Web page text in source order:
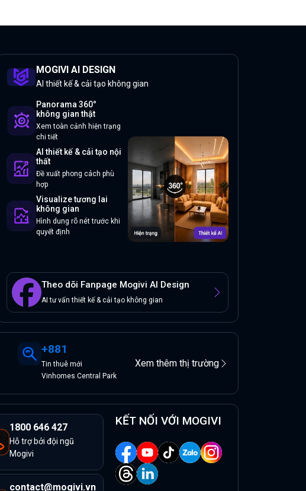
MOGIVI AI DESIGN
AI thiết kế & cải tạo không gian
Panorama 360°
không gian thật
Xem toàn cảnh hiện trạng
chi tiết
AI thiết kế & cải tạo nội
thất
Đề xuất phong cách phù
hợp
Visualize tương lai
không gian
Hình dung rõ nét trước khi
quyết định
Theo dõi Fanpage Mogivi AI Design
AI tư vấn thiết kế & cải tạo không gian
+881
Tinthuê mới
Vinhomes Central Park
Xem thêm thị trường
1800 646 427
Hỗ trợ bởi đội ngũ
Mogivi
contact@mogivi.vn
KẾT NỐI VỚI MOGIVI